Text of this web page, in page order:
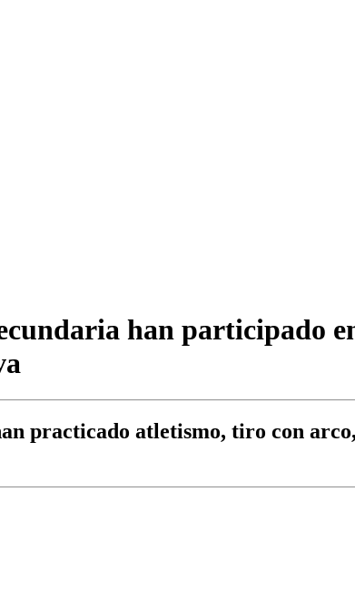
han participado
practicado atletismo, tiro con